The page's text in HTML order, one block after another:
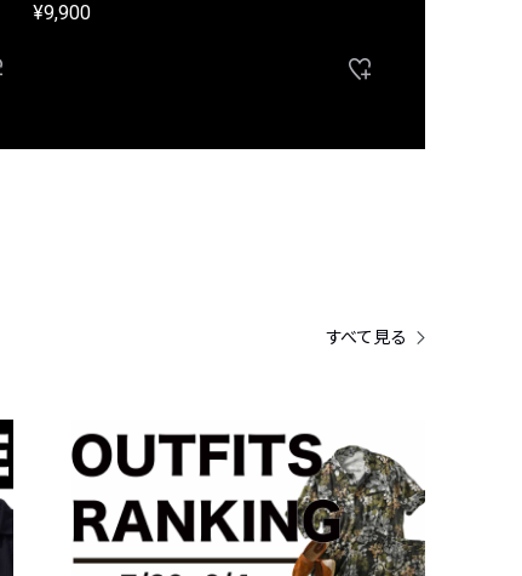
¥9,900
すべて見る